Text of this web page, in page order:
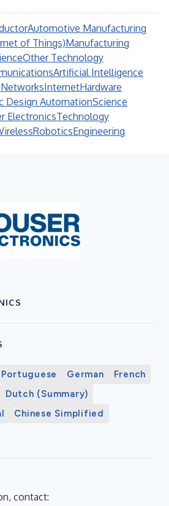
Automotive Manufacturing
of Things)Manufacturing
Other Technology
Artificial Intelligence
NetworksInternetHardware
Design AutomationScience
ElectronicsTechnology
RoboticsEngineering
Portuguese German
French
Dutch (Summary)
Chinese Simplified
contact: